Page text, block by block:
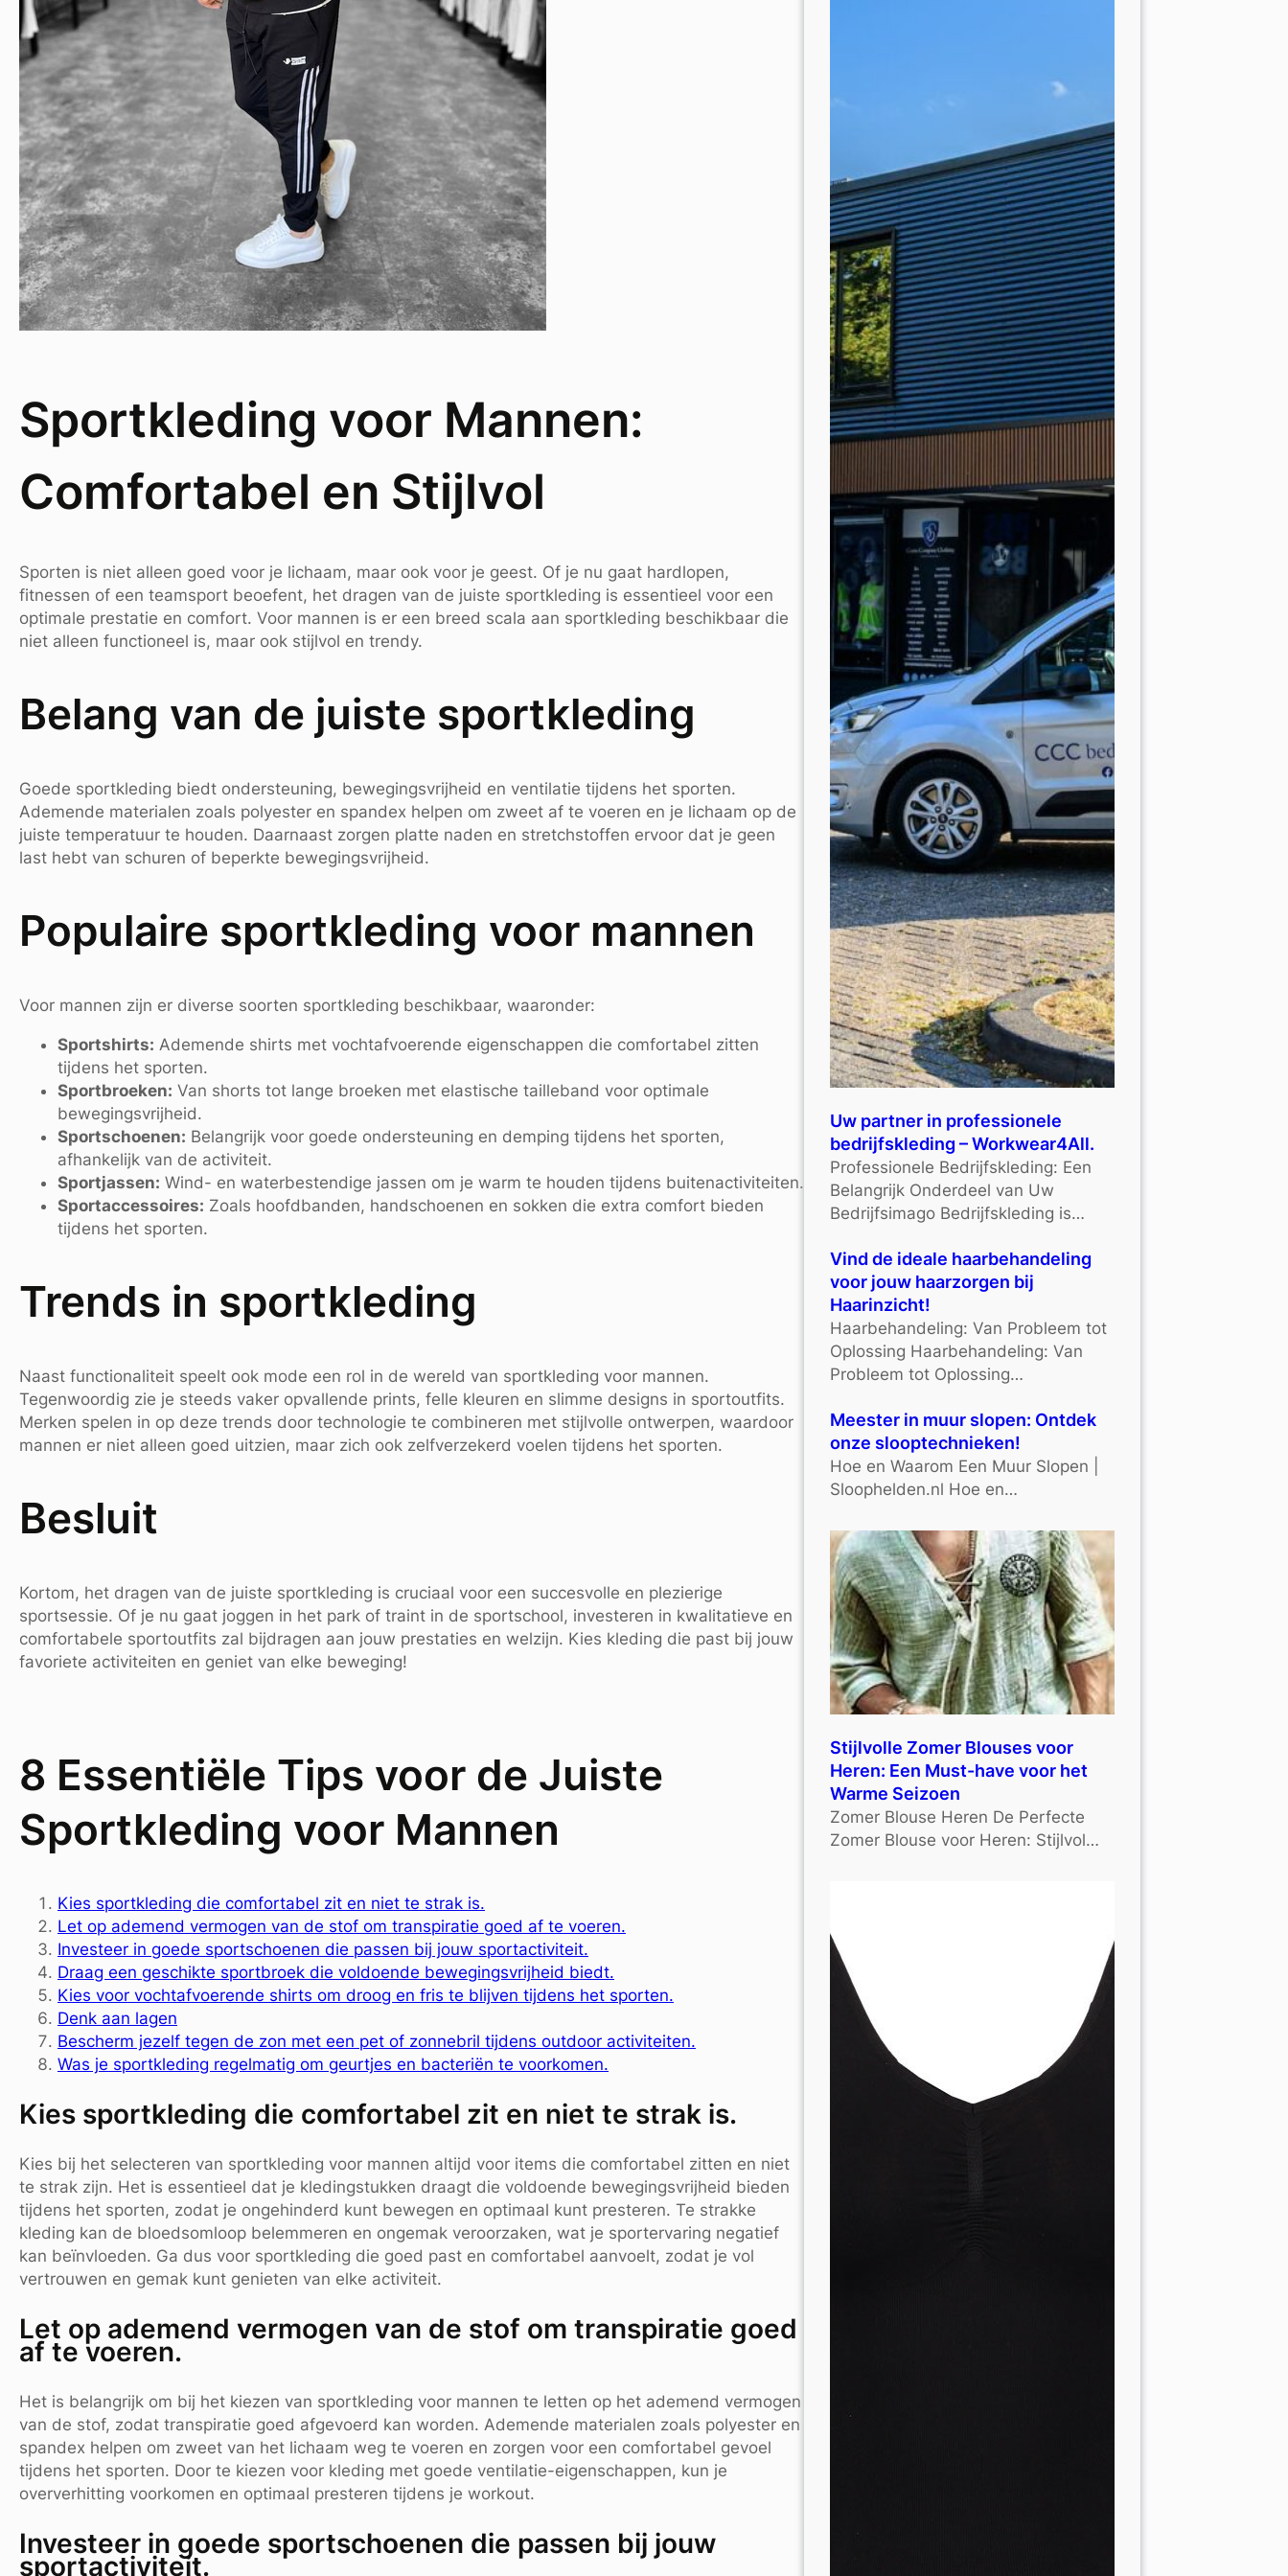
Sportkleding voor Mannen:
Comfortabel en Stijlvol
Sporten is niet alleen goed voor je lichaam, maar ook voor je geest. Of je nu gaat hardlopen,
fitnessen of een teamsport beoefent, het dragen van de juiste sportkleding is essentieel voor een
optimale prestatie en comfort. Voor mannen is er een breed scala aan sportkleding beschikbaar die
niet alleen functioneel is, maar ook stijlvol en trendy.
Belang van de juiste sportkleding
Goede sportkleding biedt ondersteuning, bewegingsvrijheid en ventilatie tijdens het sporten.
Ademende materialen zoals polyester en spandex helpen om zweet af te voeren en je lichaam op de
juiste temperatuur te houden. Daarnaast zorgen platte naden en stretchstoffen ervoor dat je geen
last hebt van schuren of beperkte bewegingsvrijheid.
Populaire sportkleding voor mannen
Voor mannen zijn er diverse soorten sportkleding beschikbaar, waaronder:
Sportshirts: Ademende shirts met vochtafvoerende eigenschappen die comfortabel zitten
tijdens het sporten.
Sportbroeken: Van shorts tot lange broeken met elastische tailleband voor optimale
bewegingsvrijheid.
Sportschoenen: Belangrijk voor goede ondersteuning en demping tijdens het sporten,
afhankelijk van de activiteit.
Sportjassen: Wind- en waterbestendige jassen om je warm te houden tijdens buitenactiviteiten.
Sportaccessoires: Zoals hoofdbanden, handschoenen en sokken die extra comfort bieden
tijdens het sporten.
Trends in sportkleding
Naast functionaliteit speelt ook mode een rol in de wereld van sportkleding voor mannen.
Tegenwoordig zie je steeds vaker opvallende prints, felle kleuren en slimme designs in sportoutfits.
Merken spelen in op deze trends door technologie te combineren met stijlvolle ontwerpen, waardoor
mannen er niet alleen goed uitzien, maar zich ook zelfverzekerd voelen tijdens het sporten.
Besluit
Kortom, het dragen van de juiste sportkleding is cruciaal voor een succesvolle en plezierige
sportsessie. Of je nu gaat joggen in het park of traint in de sportschool, investeren in kwalitatieve en
comfortabele sportoutfits zal bijdragen aan jouw prestaties en welzijn. Kies kleding die past bij jouw
favoriete activiteiten en geniet van elke beweging!
8 Essentiële Tips voor de Juiste
Sportkleding voor Mannen
Kies sportkleding die comfortabel zit en niet te strak is.
Let op ademend vermogen van de stof om transpiratie goed af te voeren.
Investeer in goede sportschoenen die passen bij jouw sportactiviteit.
Draag een geschikte sportbroek die voldoende bewegingsvrijheid biedt.
Kies voor vochtafvoerende shirts om droog en fris te blijven tijdens het sporten.
Denk aan lagen
Bescherm jezelf tegen de zon met een pet of zonnebril tijdens outdoor activiteiten.
Was je sportkleding regelmatig om geurtjes en bacteriën te voorkomen.
Kies sportkleding die comfortabel zit en niet te strak is.
Kies bij het selecteren van sportkleding voor mannen altijd voor items die comfortabel zitten en niet
te strak zijn. Het is essentieel dat je kledingstukken draagt die voldoende bewegingsvrijheid bieden
tijdens het sporten, zodat je ongehinderd kunt bewegen en optimaal kunt presteren. Te strakke
kleding kan de bloedsomloop belemmeren en ongemak veroorzaken, wat je sportervaring negatief
kan beïnvloeden. Ga dus voor sportkleding die goed past en comfortabel aanvoelt, zodat je vol
vertrouwen en gemak kunt genieten van elke activiteit.
Let op ademend vermogen van de stof om transpiratie goed
af te voeren.
Het is belangrijk om bij het kiezen van sportkleding voor mannen te letten op het ademend vermogen
van de stof, zodat transpiratie goed afgevoerd kan worden. Ademende materialen zoals polyester en
spandex helpen om zweet van het lichaam weg te voeren en zorgen voor een comfortabel gevoel
tijdens het sporten. Door te kiezen voor kleding met goede ventilatie-eigenschappen, kun je
oververhitting voorkomen en optimaal presteren tijdens je workout.
Investeer in goede sportschoenen die passen bij jouw
sportactiviteit.
Uw partner in professionele
bedrijfskleding – Workwear4All.
Professionele Bedrijfskleding: Een
Belangrijk Onderdeel van Uw
Bedrijfsimago Bedrijfskleding is…
Vind de ideale haarbehandeling
voor jouw haarzorgen bij
Haarinzicht!
Haarbehandeling: Van Probleem tot
Oplossing Haarbehandeling: Van
Probleem tot Oplossing…
Meester in muur slopen: Ontdek
onze slooptechnieken!
Hoe en Waarom Een Muur Slopen |
Sloophelden.nl Hoe en…
Stijlvolle Zomer Blouses voor
Heren: Een Must-have voor het
Warme Seizoen
Zomer Blouse Heren De Perfecte
Zomer Blouse voor Heren: Stijlvol…